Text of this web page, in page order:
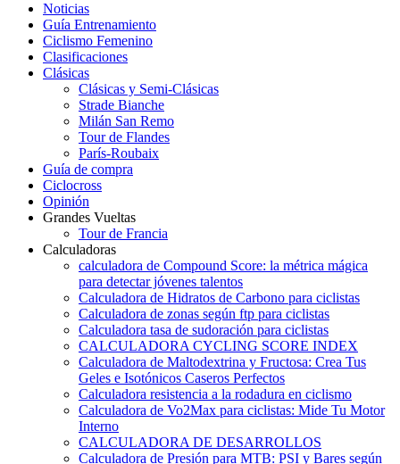
Noticias
Guía Entrenamiento
Ciclismo Femenino
Clasificaciones
Clásicas
Clásicas y Semi-Clásicas
Strade Bianche
Milán San Remo
Tour de Flandes
París-Roubaix
Guía de compra
Ciclocross
Opinión
Grandes Vueltas
Tour de Francia
Calculadoras
calculadora de Compound Score: la métrica mágica
para detectar jóvenes talentos
Calculadora de Hidratos de Carbono para ciclistas
Calculadora de zonas según ftp para ciclistas
Calculadora tasa de sudoración para ciclistas
CALCULADORA CYCLING SCORE INDEX
Calculadora de Maltodextrina y Fructosa: Crea Tus
Geles e Isotónicos Caseros Perfectos
Calculadora resistencia a la rodadura en ciclismo
Calculadora de Vo2Max para ciclistas: Mide Tu Motor
Interno
CALCULADORA DE DESARROLLOS
Calculadora de Presión para MTB: PSI y Bares según